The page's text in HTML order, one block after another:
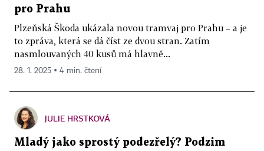
pro Prahu
Plzeňská Škoda ukázala novou tramvaj pro Prahu – a je
to zpráva, která se dá číst ze dvou stran. Zatím
nasmlouvaných 40 kusů má hlavně...
28. 1. 2025 ▪ 4 min. čtení
JULIE HRSTKOVÁ
Mladý jako sprostý podezřelý? Podzim